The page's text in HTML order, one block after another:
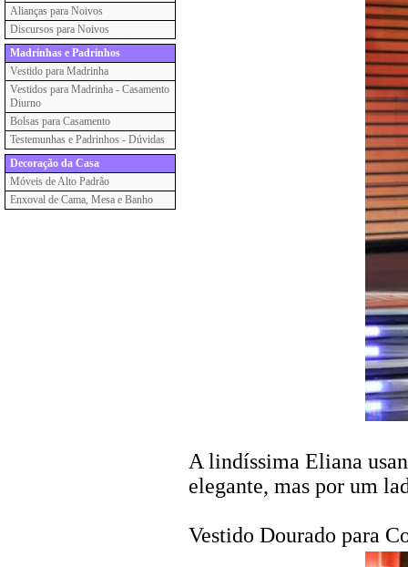
Alianças para Noivos
Discursos para Noivos
Madrinhas e Padrinhos
Vestido para Madrinha
Vestidos para Madrinha - Casamento
Diurno
Bolsas para Casamento
Testemunhas e Padrinhos - Dúvidas
Decoração da Casa
Móveis de Alto Padrão
Enxoval de Cama, Mesa e Banho
A lindíssima Eliana
elegante, mas por um
Vestido Dourado para